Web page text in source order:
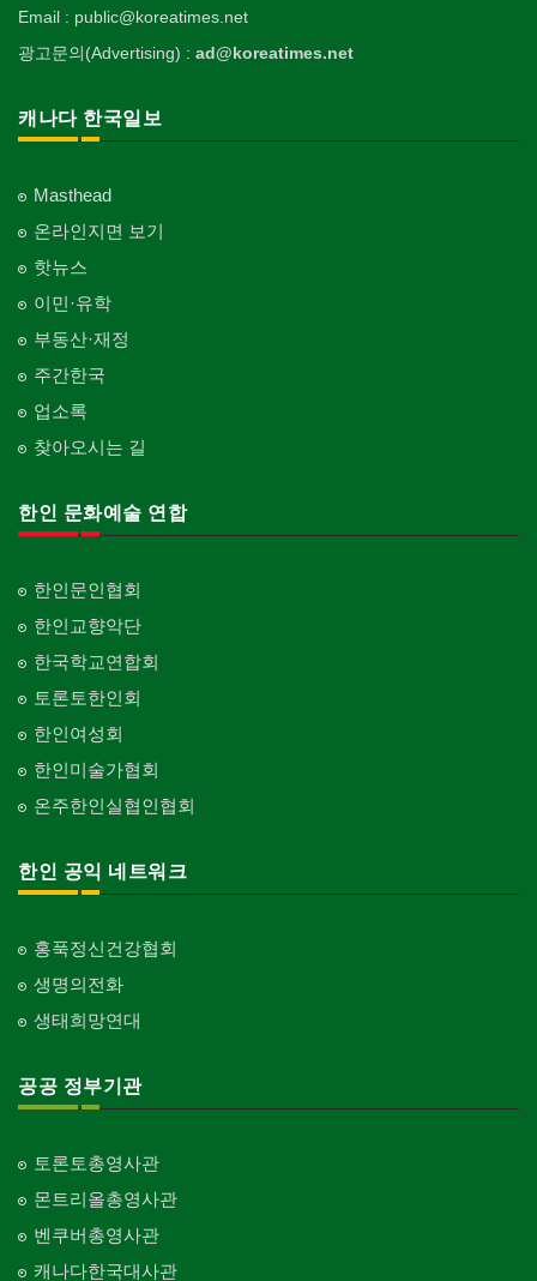
Email : public@koreatimes.net
광고문의(Advertising) : ad@koreatimes.net
캐나다 한국일보
Masthead
온라인지면 보기
핫뉴스
이민·유학
부동산·재정
주간한국
업소록
찾아오시는 길
한인 문화예술 연합
한인문인협회
한인교향악단
한국학교연합회
토론토한인회
한인여성회
한인미술가협회
온주한인실협인협회
한인 공익 네트워크
홍푹정신건강협회
생명의전화
생태희망연대
공공 정부기관
토론토총영사관
몬트리올총영사관
벤쿠버총영사관
캐나다한국대사관